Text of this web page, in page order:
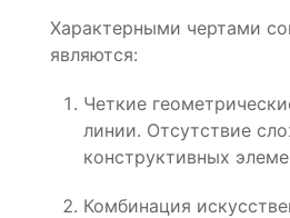
Характерными чертами
являются:
Четкие
линии. Отсутствие
конструктивных
Комбинация